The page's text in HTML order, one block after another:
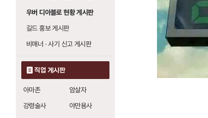
우버 디아블로 현황 게시판
길드 홍보 게시판
비매너 · 사기 신고 게시판
직업 게시판
아마존
암살자
강령술사
야만용사